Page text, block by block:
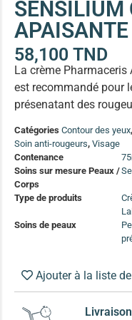
(13)
Soin anti-
Soin pointes
Soins Solaires
Pour chaque type de
Soins cibés adultes
Soins ciblé bébé
Soins ciblé
Soins ciblés
SENSILIUM
APAISANTE
58,100 TND
La crème Pharmaceris
est recommandé pour
présenatant des
Catégories Contour des yeux,
Soin anti-rougeurs, Visage
Contenance
Soins sur mesure Peaux /
Corps
Type de produits
Soins de peaux
Ajouter à la liste